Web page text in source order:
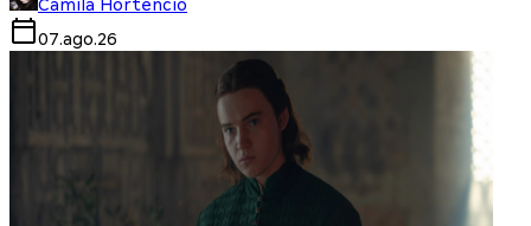
Camila Hortencio
07.ago.26